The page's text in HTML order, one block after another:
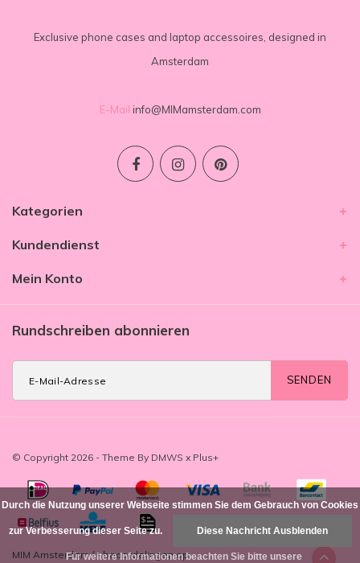
Exclusive phone cases and laptop accessoires, designed in
Amsterdam
E-Mail info@MIMamsterdam.com
Kategorien
Kundendienst
Mein Konto
Rundschreiben abonnieren
SENDEN
© Copyright 2026 - Theme By DMWS x Plus+
MIM Amsterdam /-beoordelingen op
Durch die Nutzung unserer Webseite stimmen Sie dem Gebrauch von Cookies
zur Verbesserung dieser Seite zu. Diese Nachricht Ausblenden
Für weitere Informationen beachten Sie bitte unsere